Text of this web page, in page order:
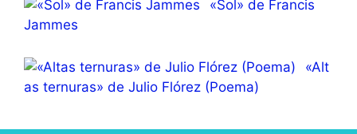
«Sol» de Francis
Jammes
«Alt
as ternuras» de Julio Flórez (Poema)